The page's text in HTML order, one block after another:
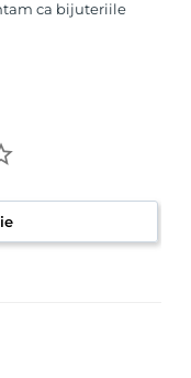
ca bijuteriile